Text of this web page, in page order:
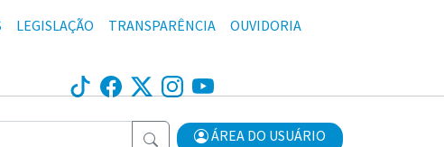
LEGISLAÇÃO TRANSPARÊNCIA OUVIDORIA
ÁREA DO USUÁRIO